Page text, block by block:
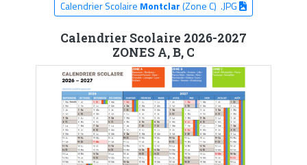
Calendrier Scolaire Montclar(Zone C) .JPG
Calendrier Scolaire 2026-2027
ZONES A, B, C